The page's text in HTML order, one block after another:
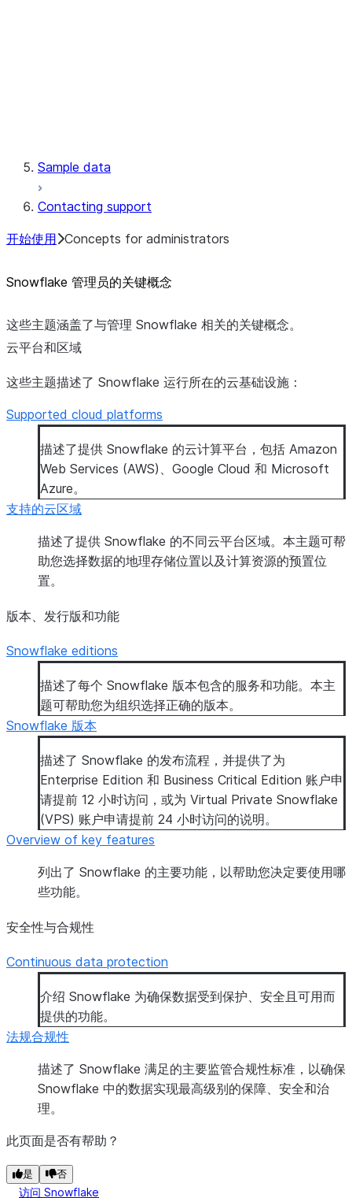
Sample data
Contacting support
开始使用 Concepts for administrators
Snowflake 管理员的关键概念
这些主题涵盖了与管理 Snowflake 相关的关键概念。
云平台和区域
这些主题描述了 Snowflake 运行所在的云基础设施：
Supported cloud platforms
描述了提供 Snowflake 的云计算平台，包括 Amazon
Web Services (AWS)、Google Cloud 和 Microsoft
Azure。
支持的云区域
描述了提供 Snowflake 的不同云平台区域。本主题可帮
助您选择数据的地理存储位置以及计算资源的预置位
置。
版本、发行版和功能
Snowflake editions
描述了每个 Snowflake 版本包含的服务和功能。本主
题可帮助您为组织选择正确的版本。
Snowflake 版本
描述了 Snowflake 的发布流程，并提供了为
Enterprise Edition 和 Business Critical Edition 账户申
请提前 12 小时访问，或为 Virtual Private Snowflake
(VPS) 账户申请提前 24 小时访问的说明。
Overview of key features
列出了 Snowflake 的主要功能，以帮助您决定要使用哪
些功能。
安全性与合规性
Continuous data protection
介绍 Snowflake 为确保数据受到保护、安全且可用而
提供的功能。
法规合规性
描述了 Snowflake 满足的主要监管合规性标准，以确保
Snowflake 中的数据实现最高级别的保障、安全和治
理。
此页面是否有帮助？
是 否
访问 Snowflake